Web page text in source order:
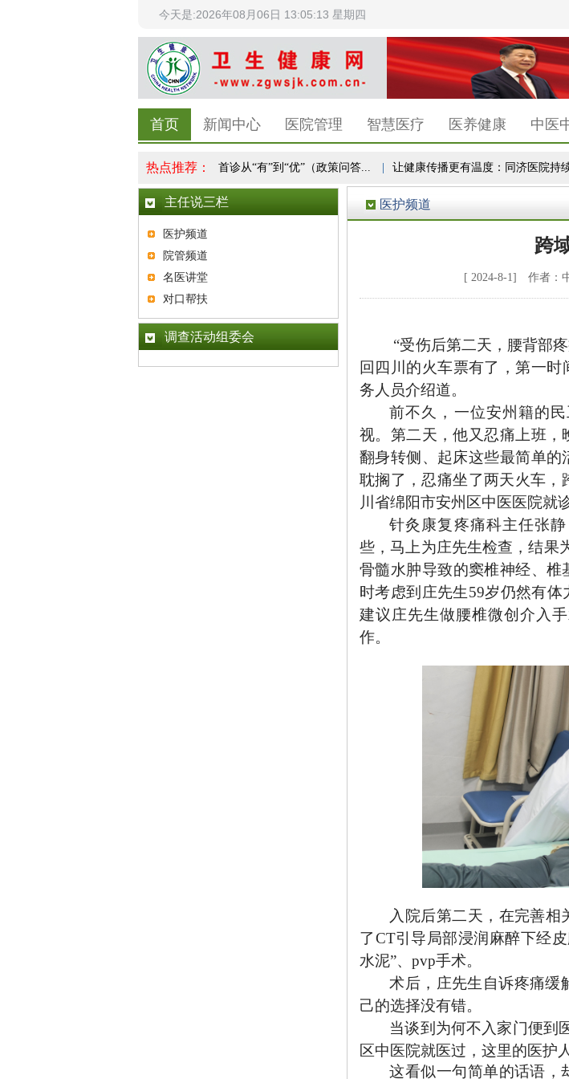
今天是:2026年08月06日 13:05:14 星期四
首页 新闻中心 医院管理 智慧医疗 医养健康 中医
热点推荐：
如何让基层首诊从“有”到“优”（政策问答... | 让健康传播更有温度：同济医院持续
医护频道
跨
[ 2024-8-1] 作者：
“受伤后第二天，腰背部
回四川的火车票有了，第一
务人员介绍道。
前不久，一位安州籍的
视。第二天，他又忍痛上班
翻身转侧、起床这些最简单
耽搁了，忍痛坐了两天火车，
川省绵阳市安州区中医医院就诊
针灸康复疼痛科主任张
些，马上为庄先生检查，结果
骨髓水肿导致的窦椎神经、椎
时考虑到庄先生59岁仍然有体
建议庄先生做腰椎微创介入
作。
入院后第二天，在完善
了CT引导局部浸润麻醉下经
水泥”、pvp手术。
术后 ，庄先生自诉疼痛缓
己的选择没有错。
当谈到为何不入家门便到
区中医院就医过，这里的医护
这看似一句简单的话语，
主任说三栏
医护频道
院管频道
名医讲堂
对口帮扶
调查活动组委会